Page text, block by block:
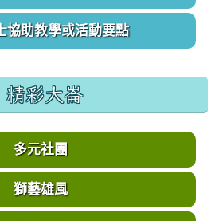
協助教學或活動要點
精彩大崙
多元社團
獅藝雄風